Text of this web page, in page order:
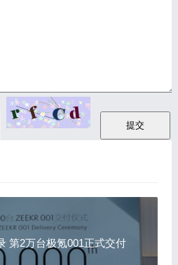
“极氪速度”再创纪录 第2万台极氪001正式交付